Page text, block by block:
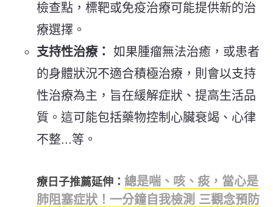
檢查點，標靶或免疫治療可能提供新的治
療選擇。
支持性治療： 如果腫瘤無法治癒，或患者
的身體狀況不適合積極治療，則會以支持
性治療為主，旨在緩解症狀、提高生活品
質。這可能包括藥物控制心臟衰竭、心律
不整...等。
療日子推薦延伸： 總是喘、咳、痰，當心是
肺阻塞症狀！一分鐘自我檢測 三觀念預防